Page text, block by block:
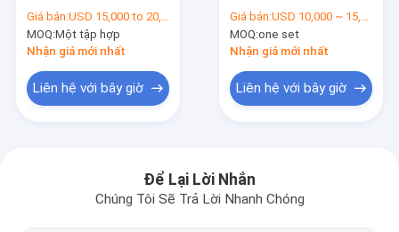
Đường cong
Giá bán:USD 15,000 to 20,000
MOQ:Một tập hợp
Nhận giá mới nhất
Liên hệ với bây giờ
Equipment Medium
Size
Giá bán:USD 10,000 ~ 15,000 per set
MOQ:one set
Nhận giá mới nhất
Liên hệ với bây giờ
Để Lại Lời Nhắn
Chúng Tôi Sẽ Trả Lời Nhanh Chóng